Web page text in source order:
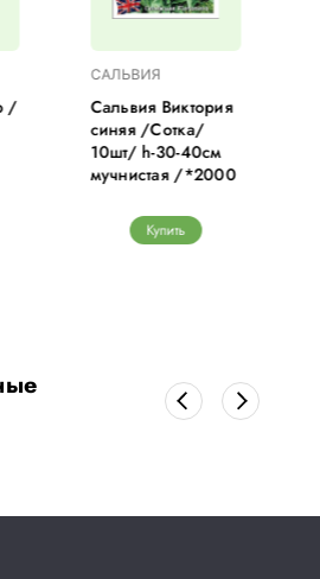
/
САЛЬВИЯ
Сальвия Виктория
синяя /Сотка/
10шт/ h-30-40см
мучнистая /*2000
Купить